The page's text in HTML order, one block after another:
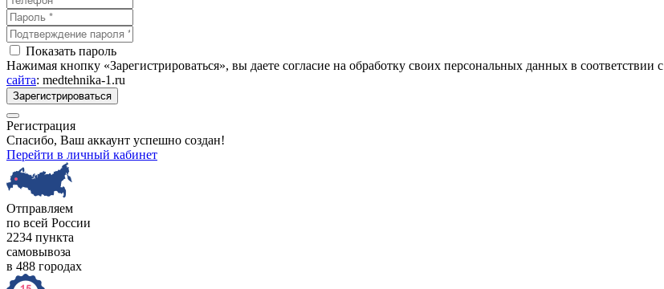
Показать пароль
Нажимая кнопку «Зарегистрироваться», вы даете согласие на обработку своих персональных данных в соответствии с
сайта: medtehnika-1.ru
Зарегистрироваться
Регистрация
Спасибо, Ваш аккаунт успешно создан!
Перейти в личный кабинет
Отправляем
по всей России
2234 пункта
самовывоза
в 488 городах